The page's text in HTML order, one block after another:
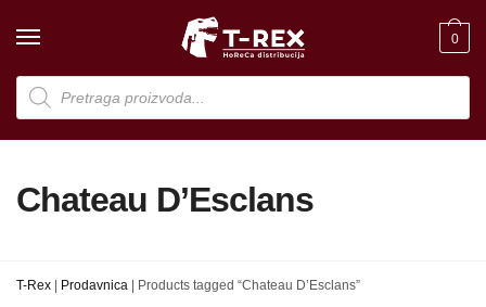
Products
search
0
Chateau D’Esclans
T-Rex | Prodavnica | Products tagged “Chateau D’Esclans”